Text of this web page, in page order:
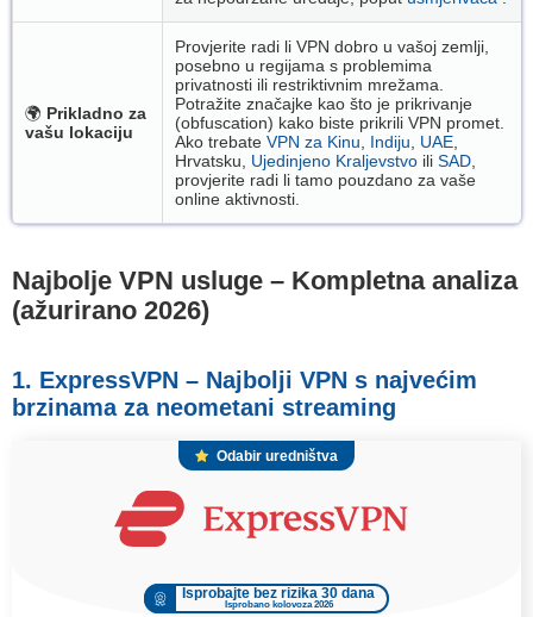
🌍 Prikladno za
vašu lokaciju
Provjerite radi li VPN dobro u vašoj zemlji,
posebno u regijama s problemima
privatnosti ili restriktivnim mrežama.
Potražite značajke kao što je prikrivanje
(obfuscation) kako biste prikrili VPN promet.
Ako trebate VPN za Kinu Indiju UAE
Hrvatsku,
Ujedinjeno Kraljevstvo ili SAD
provjerite radi li tamo pouzdano za vaše
online aktivnosti.
Najbolje VPN usluge – Kompletna analiza
(ažurirano 2026)
1. ExpressVPN – Najbolji VPN s najvećim
brzinama za neometani streaming
Odabir uredništva
Isprobajte bez rizika 30 dana
Isprobano kolovoza 2026